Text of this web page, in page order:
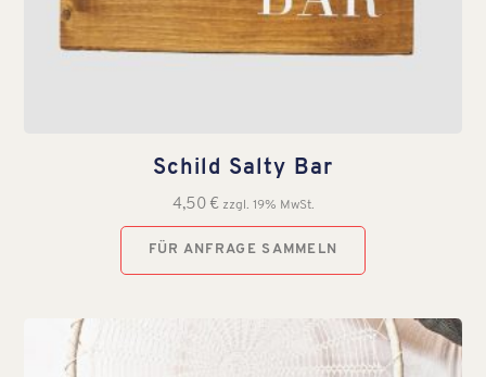
Schild Salty Bar
4,50 € zzgl. 19% MwSt.
FÜR ANFRAGE SAMMELN